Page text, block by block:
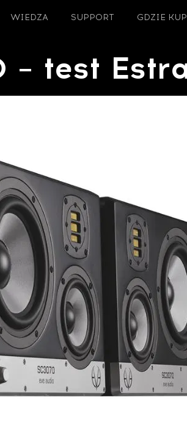
WIEDZA SUPPORT GDZIE
– test